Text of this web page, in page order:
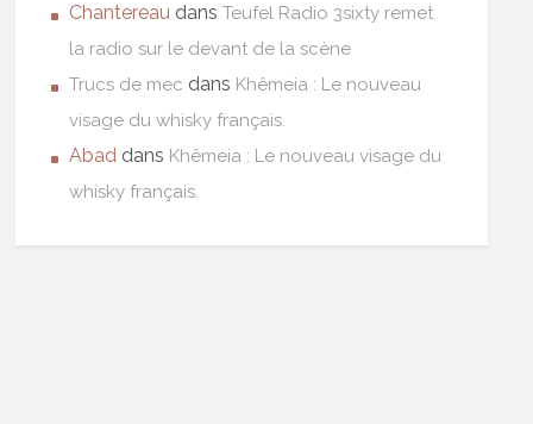
Chantereau dansTeufel Radio 3sixty remet
la radio sur le devant de la scène
Trucs de mec dans Khêmeia : Le nouveau
visage du whisky français.
Abad dans Khêmeia : Le nouveau visage du
whisky français.